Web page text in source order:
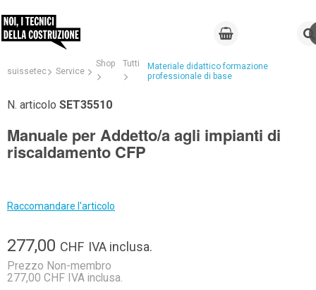
suissetec Service
Shop Tutti
Materiale didattico formazione
professionale di base
N. articolo SET35510
Manuale per Addetto/a agli impianti di
riscaldamento CFP
Raccomandare l'articolo
277,00 CHF IVA inclusa.
Prezzo Non-membro
277,00 CHF IVA inclusa.